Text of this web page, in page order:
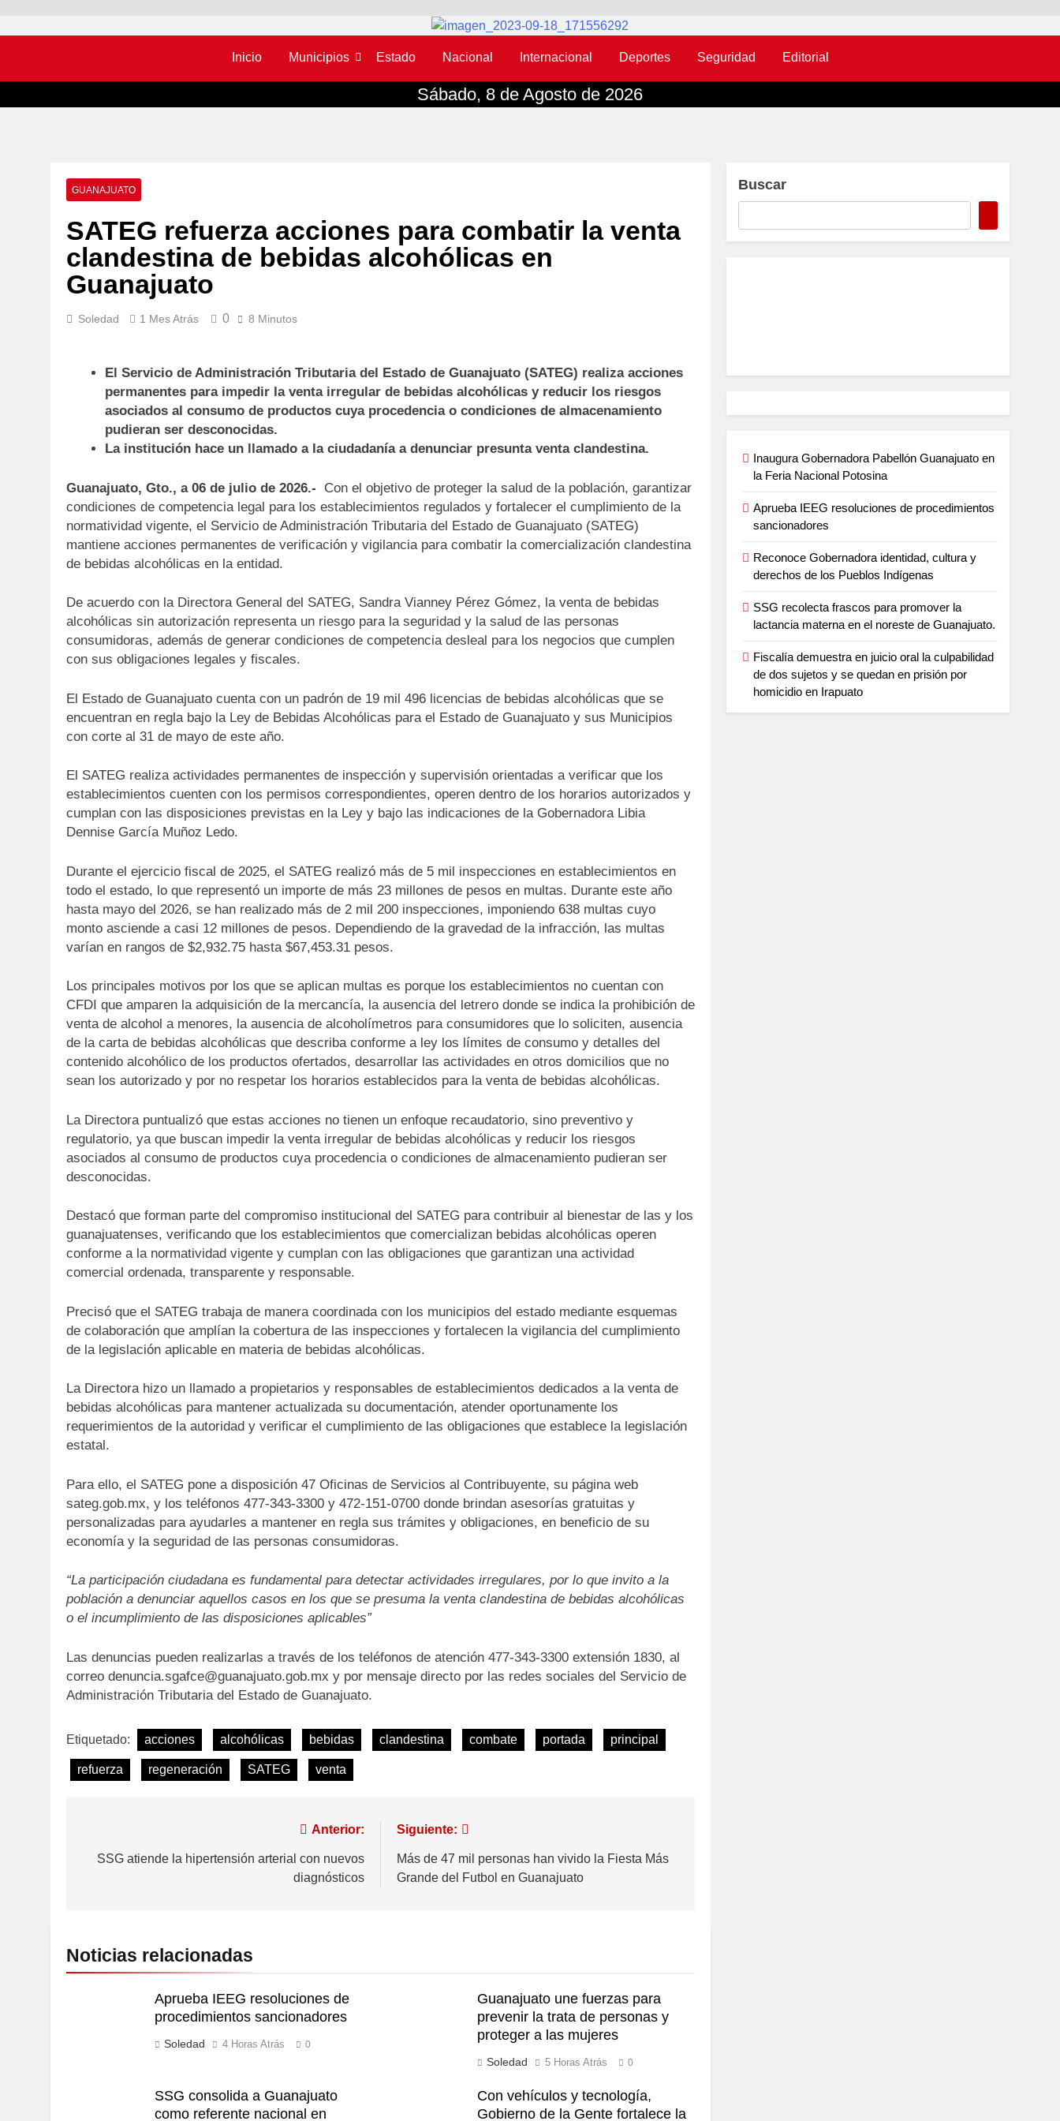
Inicio Municipios Estado Nacional Internacional Deportes Seguridad Editorial
Sábado, 8 de Agosto de 2026
GUANAJUATO
SATEG refuerza acciones para combatir la venta
clandestina de bebidas alcohólicas en
Guanajuato
Soledad 1 Mes Atrás 0 8 Minutos
El Servicio de Administración Tributaria del Estado de Guanajuato (SATEG) realiza acciones
permanentes para impedir la venta irregular de bebidas alcohólicas y reducir los riesgos
asociados al consumo de productos cuya procedencia o condiciones de almacenamiento
pudieran ser desconocidas.
La institución hace un llamado a la ciudadanía a denunciar presunta venta clandestina.
Guanajuato, Gto., a 06 de julio de 2026.-
Con el objetivo de proteger la salud de la población, garantizar
condiciones de competencia legal para los establecimientos regulados y fortalecer el cumplimiento de la
normatividad vigente, el Servicio de Administración Tributaria del Estado de Guanajuato (SATEG)
mantiene acciones permanentes de verificación y vigilancia para combatir la comercialización clandestina
de bebidas alcohólicas en la entidad.
De acuerdo con la Directora General del SATEG, Sandra Vianney Pérez Gómez, la venta de bebidas
alcohólicas sin autorización representa un riesgo para la seguridad y la salud de las personas
consumidoras, además de generar condiciones de competencia desleal para los negocios que cumplen
con sus obligaciones legales y fiscales.
El Estado de Guanajuato cuenta con un padrón de 19 mil 496 licencias de bebidas alcohólicas que se
encuentran en regla bajo la Ley de Bebidas Alcohólicas para el Estado de Guanajuato y sus Municipios
con corte al 31 de mayo de este año.
El SATEG realiza actividades permanentes de inspección y supervisión orientadas a verificar que los
establecimientos cuenten con los permisos correspondientes, operen dentro de los horarios autorizados y
cumplan con las disposiciones previstas en la Ley y bajo las indicaciones de la Gobernadora Libia
Dennise García Muñoz Ledo.
Durante el ejercicio fiscal de 2025, el SATEG realizó más de 5 mil inspecciones en establecimientos en
todo el estado, lo que representó un importe de más 23 millones de pesos en multas. Durante este año
hasta mayo del 2026, se han realizado más de 2 mil 200 inspecciones, imponiendo 638 multas cuyo
monto asciende a casi 12 millones de pesos. Dependiendo de la gravedad de la infracción, las multas
varían en rangos de $2,932.75 hasta $67,453.31 pesos.
Los principales motivos por los que se aplican multas es porque los establecimientos no cuentan con
CFDI que amparen la adquisición de la mercancía, la ausencia del letrero donde se indica la prohibición de
venta de alcohol a menores, la ausencia de alcoholímetros para consumidores que lo soliciten, ausencia
de la carta de bebidas alcohólicas que describa conforme a ley los límites de consumo y detalles del
contenido alcohólico de los productos ofertados, desarrollar las actividades en otros domicilios que no
sean los autorizado y por no respetar los horarios establecidos para la venta de bebidas alcohólicas.
La Directora puntualizó que estas acciones no tienen un enfoque recaudatorio, sino preventivo y
regulatorio, ya que buscan impedir la venta irregular de bebidas alcohólicas y reducir los riesgos
asociados al consumo de productos cuya procedencia o condiciones de almacenamiento pudieran ser
desconocidas.
Destacó que forman parte del compromiso institucional del SATEG para contribuir al bienestar de las y los
guanajuatenses, verificando que los establecimientos que comercializan bebidas alcohólicas operen
conforme a la normatividad vigente y cumplan con las obligaciones que garantizan una actividad
comercial ordenada, transparente y responsable.
Precisó que el SATEG trabaja de manera coordinada con los municipios del estado mediante esquemas
de colaboración que amplían la cobertura de las inspecciones y fortalecen la vigilancia del cumplimiento
de la legislación aplicable en materia de bebidas alcohólicas.
La Directora hizo un llamado a propietarios y responsables de establecimientos dedicados a la venta de
bebidas alcohólicas para mantener actualizada su documentación, atender oportunamente los
requerimientos de la autoridad y verificar el cumplimiento de las obligaciones que establece la legislación
estatal.
Para ello, el SATEG pone a disposición 47 Oficinas de Servicios al Contribuyente, su página web
sateg.gob.mx, y los teléfonos 477-343-3300 y 472-151-0700 donde brindan asesorías gratuitas y
personalizadas para ayudarles a mantener en regla sus trámites y obligaciones, en beneficio de su
economía y la seguridad de las personas consumidoras.
“La participación ciudadana es fundamental para detectar actividades irregulares, por lo que invito a la
población a denunciar aquellos casos en los que se presuma la venta clandestina de bebidas alcohólicas
o el incumplimiento de las disposiciones aplicables”
Las denuncias pueden realizarlas a través de los teléfonos de atención 477-343-3300 extensión 1830, al
correo denuncia.sgafce@guanajuato.gob.mx y por mensaje directo por las redes sociales del Servicio de
Administración Tributaria del Estado de Guanajuato.
Etiquetado: acciones alcohólicas bebidas clandestina combate portada principal
refuerza regeneración SATEG venta
Anterior:
SSG atiende la hipertensión arterial con nuevos
diagnósticos
Siguiente:
Más de 47 mil personas han vivido la Fiesta Más
Grande del Futbol en Guanajuato
Noticias relacionadas
Aprueba IEEG resoluciones de
procedimientos sancionadores
Soledad 4 Horas Atrás 0
Guanajuato une fuerzas para
prevenir la trata de personas y
proteger a las mujeres
Soledad 5 Horas Atrás 0
SSG consolida a Guanajuato
como referente nacional en
Con vehículos y tecnología,
Gobierno de la Gente fortalece la
Buscar
Inaugura Gobernadora Pabellón Guanajuato en
la Feria Nacional Potosina
Aprueba IEEG resoluciones de procedimientos
sancionadores
Reconoce Gobernadora identidad, cultura y
derechos de los Pueblos Indígenas
SSG recolecta frascos para promover la
lactancia materna en el noreste de Guanajuato.
Fiscalía demuestra en juicio oral la culpabilidad
de dos sujetos y se quedan en prisión por
homicidio en Irapuato